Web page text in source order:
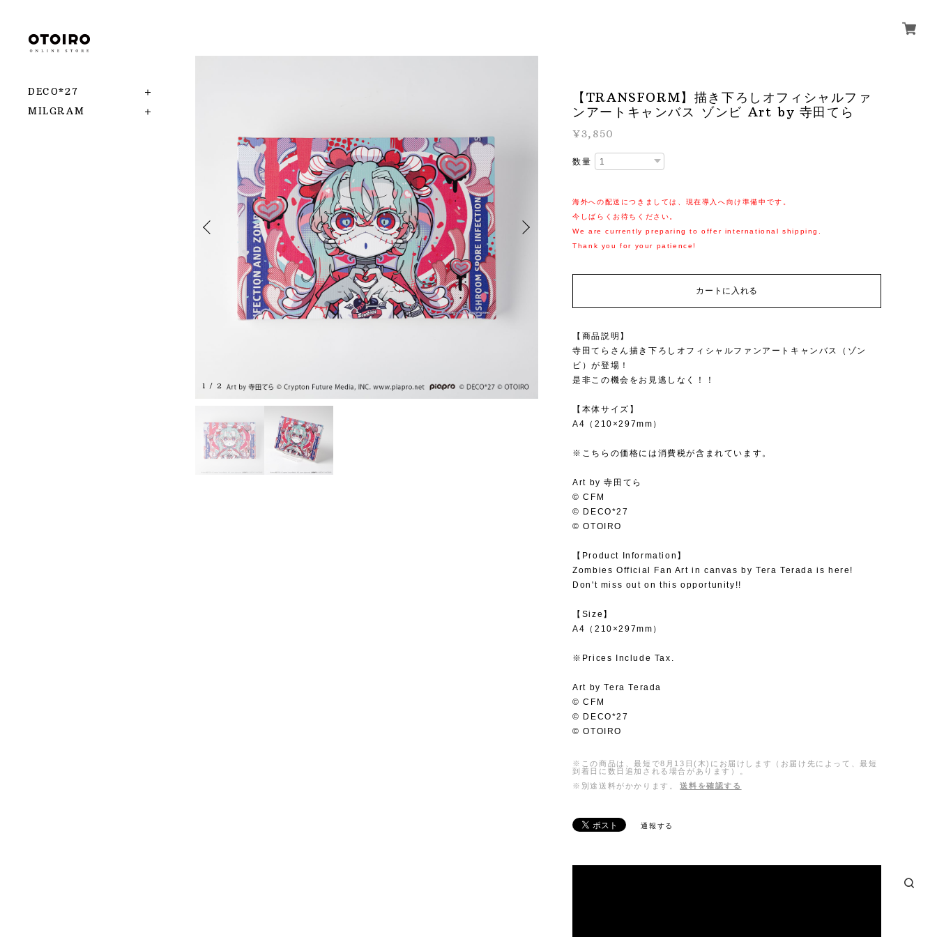
DECO*27
MILGRAM
1 /2
【TRANSFORM】描き下ろしオフィシャルファ
ンアートキャンバス ゾンビ Art by 寺田てら
¥3,850
数量
海外への配送につきましては、現在導入へ向け準備中です。
今しばらくお待ちください。
We are currently preparing to offer international shipping.
Thank you for your patience!
カートに入れる
【商品説明】
寺田てらさん描き下ろしオフィシャルファンアートキャンバス（ゾン
ビ）が登場！
是非この機会をお見逃しなく！！
【本体サイズ】
A4（210×297mm）
※こちらの価格には消費税が含まれています。
Art by 寺田てら
© CFM
© DECO*27
© OTOIRO
【Product Information】
Zombies Official Fan Art in canvas by Tera Terada is here!
Don't miss out on this opportunity!!
【Size】
A4（210×297mm）
※Prices Include Tax.
Art by Tera Terada
© CFM
© DECO*27
© OTOIRO
※この商品は、最短で8月13日(木)にお届けします（お届け先によって、最短
到着日に数日追加される場合があります）。
※別途送料がかかります。
送料を確認する
通報する